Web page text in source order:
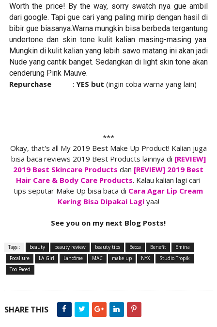
Worth the price! By the way, sorry swatch nya gue ambil
dari google. Tapi gue cari yang paling mirip dengan hasil di
bibir gue biasanya.Warna mungkin bisa berbeda tergantung
undertone dan skin tone kulit kalian masing-masing yaa.
Mungkin di kulit kalian yang lebih sawo matang ini akan jadi
Nude yang cantik banget. Sedangkan di light skin tone akan
cenderung Pink Mauve.
Repurchase : YES but (ingin coba warna yang lain)
***
Okay, that's all My 2019 Best Make Up Product! Kalian juga
bisa baca reviews 2019 Best Products lainnya di [REVIEW]
2019 Best Skincare Products dan [REVIEW] 2019 Best
Hair Care & Body Care Products. Kalau kalian lagi cari
tips seputar Make Up bisa baca di Cara Agar Lip Cream
Kering Bisa Dipakai Lagiyaa!
See you on my next Blog Posts!
Tags : beauty beauty review beauty tips Becca Benefit
Emina
Focallure
LA Girl Lancôme MAC make up NYX
Studio Tropik
Too Faced
SHARE THIS